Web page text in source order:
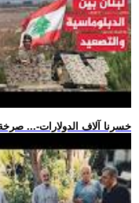
.. -خسرنا آلاف الدولارات-...